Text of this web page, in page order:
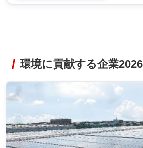
環境に貢献する企業2026